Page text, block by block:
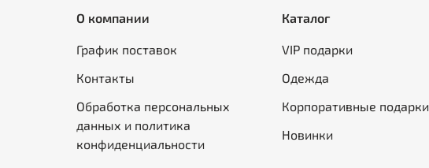
О компании
График поставок
Контакты
Обработка персональных
данных и политика
конфиденциальности
Каталог
VIP подарки
Одежда
Корпоративные подарки
Новинки